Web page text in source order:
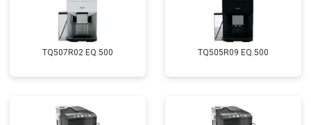
TQ507R02 EQ.500 TQ505R09 EQ.500